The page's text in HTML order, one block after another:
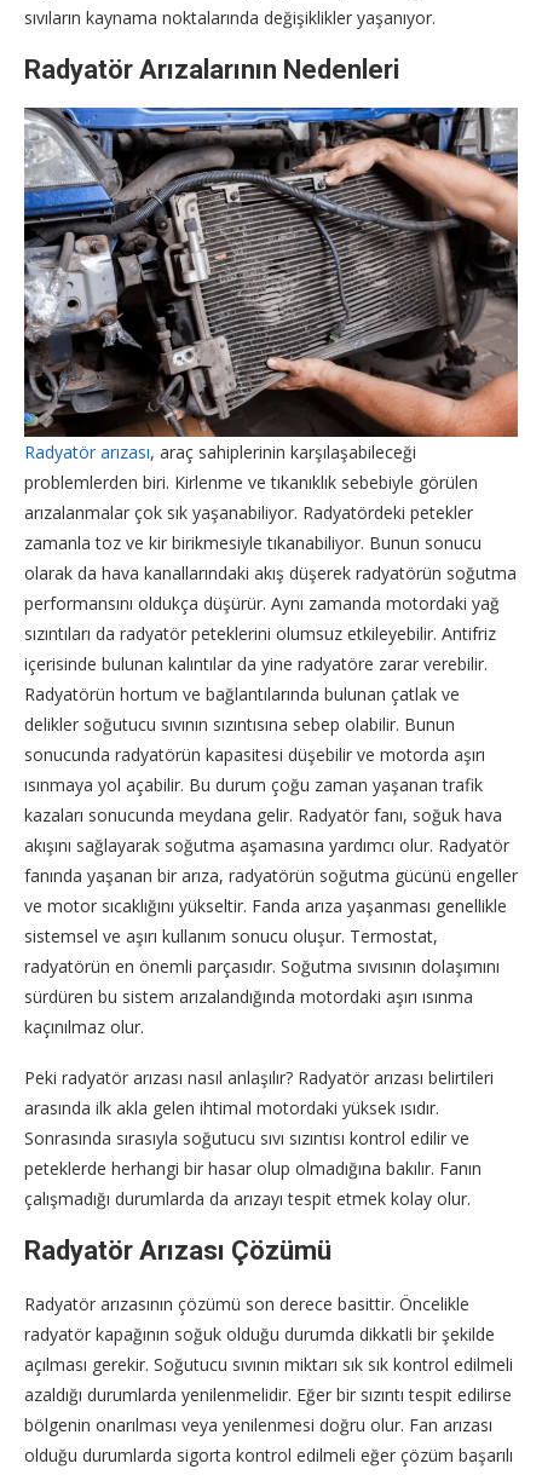
sıvıların kaynama noktalarında değişiklikler yaşanıyor.
Radyatör Arızalarının Nedenleri
Radyatör arızası, araç sahiplerinin karşılaşabileceği
problemlerden biri. Kirlenme ve tıkanıklık sebebiyle görülen
arızalanmalar çok sık yaşanabiliyor. Radyatördeki petekler
zamanla toz ve kir birikmesiyle tıkanabiliyor. Bunun sonucu
olarak da hava kanallarındaki akış düşerek radyatörün soğutma
performansını oldukça düşürür. Aynı zamanda motordaki yağ
sızıntıları da radyatör peteklerini olumsuz etkileyebilir. Antifriz
içerisinde bulunan kalıntılar da yine radyatöre zarar verebilir.
Radyatörün hortum ve bağlantılarında bulunan çatlak ve
delikler soğutucu sıvının sızıntısına sebep olabilir. Bunun
sonucunda radyatörün kapasitesi düşebilir ve motorda aşırı
ısınmaya yol açabilir. Bu durum çoğu zaman yaşanan trafik
kazaları sonucunda meydana gelir. Radyatör fanı, soğuk hava
akışını sağlayarak soğutma aşamasına yardımcı olur. Radyatör
fanında yaşanan bir arıza, radyatörün soğutma gücünü engeller
ve motor sıcaklığını yükseltir. Fanda arıza yaşanması genellikle
sistemsel ve aşırı kullanım sonucu oluşur. Termostat,
radyatörün en önemli parçasıdır. Soğutma sıvısının dolaşımını
sürdüren bu sistem arızalandığında motordaki aşırı ısınma
kaçınılmaz olur.
Peki radyatör arızası nasıl anlaşılır? Radyatör arızası belirtileri
arasında ilk akla gelen ihtimal motordaki yüksek ısıdır.
Sonrasında sırasıyla soğutucu sıvı sızıntısı kontrol edilir ve
peteklerde herhangi bir hasar olup olmadığına bakılır. Fanın
çalışmadığı durumlarda da arızayı tespit etmek kolay olur.
Radyatör Arızası Çözümü
Radyatör arızasının çözümü son derece basittir. Öncelikle
radyatör kapağının soğuk olduğu durumda dikkatli bir şekilde
açılması gerekir. Soğutucu sıvının miktarı sık sık kontrol edilmeli
azaldığı durumlarda yenilenmelidir. Eğer bir sızıntı tespit edilirse
bölgenin onarılması veya yenilenmesi doğru olur. Fan arızası
olduğu durumlarda sigorta kontrol edilmeli eğer çözüm başarılı